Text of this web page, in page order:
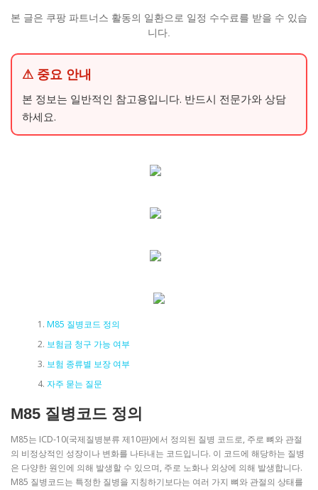
본 글은 쿠팡 파트너스 활동의 일환으로 일정 수수료를 받을 수 있습
니다.
⚠ 중요 안내
본 정보는 일반적인 참고용입니다. 반드시 전문가와 상담
하세요.
M85 질병코드 정의
보험금 청구 가능 여부
보험 종류별 보장 여부
자주 묻는 질문
M85 질병코드 정의
M85는 ICD-10(국제질병분류 제10판)에서 정의된 질병 코드로, 주로 뼈와 관절
의 비정상적인 성장이나 변화를 나타내는 코드입니다. 이 코드에 해당하는 질병
은 다양한 원인에 의해 발생할 수 있으며, 주로 노화나 외상에 의해 발생합니다.
M85 질병코드는 특정한 질병을 지칭하기보다는 여러 가지 뼈와 관절의 상태를